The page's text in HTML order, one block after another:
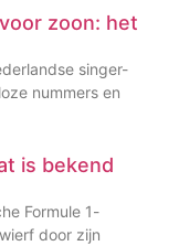
zoon: het
singer-
nummers en
is bekend
Formule 1-
door zijn